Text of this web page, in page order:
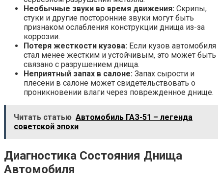
Необычные звуки во время движения: Скрипы,
стуки и другие посторонние звуки могут быть
признаком ослабления конструкции днища из-за
коррозии.
Потеря жесткости кузова: Если кузов автомобиля
стал менее жестким и устойчивым, это может быть
связано с разрушением днища.
Неприятный запах в салоне: Запах сырости и
плесени в салоне может свидетельствовать о
проникновении влаги через поврежденное днище.
Читать статью Автомобиль ГАЗ-51 – легенда
советской эпохи
Диагностика Состояния Днища
Автомобиля